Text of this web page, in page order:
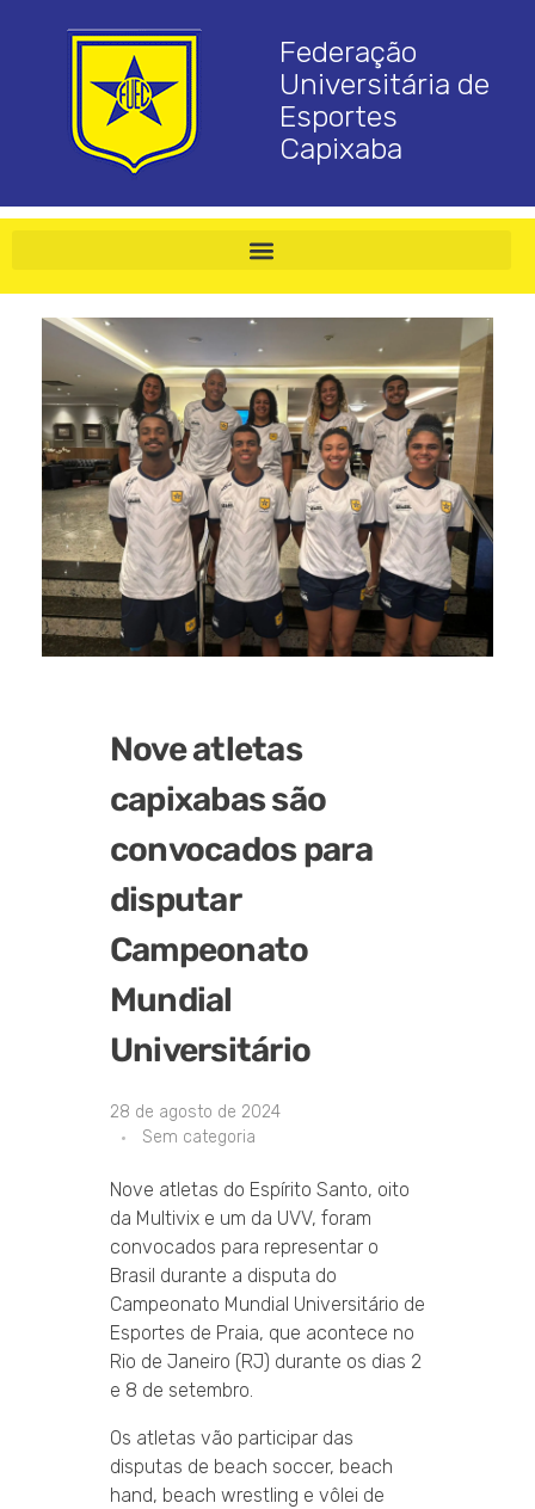
Federação
Universitária de
Esportes
Capixaba
Nove atletas
capixabas são
convocados para
disputar
Campeonato
Mundial
Universitário
28 de agosto de 2024
Sem categoria
Nove atletas do Espírito Santo, oito
da Multivix e um da UVV, foram
convocados para representar o
Brasil durante a disputa do
Campeonato Mundial Universitário de
Esportes de Praia, que acontece no
Rio de Janeiro (RJ) durante os dias 2
e 8 de setembro.
Os atletas vão participar das
disputas de beach soccer, beach
hand, beach wrestling e vôlei de